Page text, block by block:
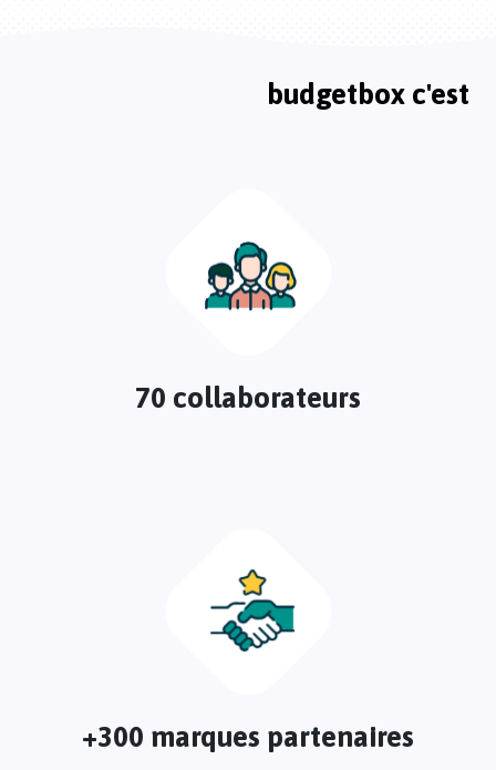
budgetbox c'est
70 collaborateurs
+300 marques partenaires